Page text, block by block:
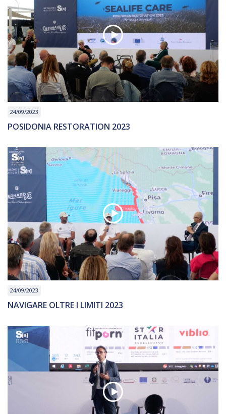
24/09/2023
POSIDONIA RESTORATION 2023
24/09/2023
NAVIGARE OLTRE I LIMITI 2023